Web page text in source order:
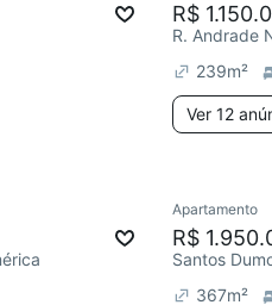
R$
R. Andrade
239m²
Ver 12
Chegou
Apartamento
R$
367m²